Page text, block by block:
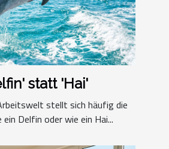
statt 'Hai'
stellt sich häufig die
ein Delfin oder wie ein Hai...